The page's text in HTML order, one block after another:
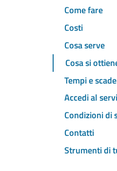
Come fare
Costi
Cosa serve
Cosa si
Tempi e
Accedi al
Condizioni di
Contatti
Strumenti di